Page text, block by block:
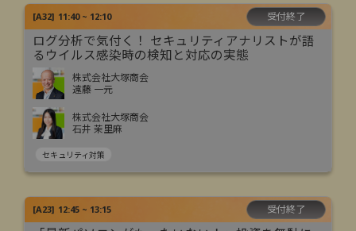
[A32] 11:40 ~ 12:10 受付終了
ログ分析で気付く！ セキュリティアナリストが語
るウイルス感染時の検知と対応の実態
株式会社大塚商会
遠藤 一元
株式会社大塚商会
石井 茉里麻
セキュリティ対策
[A23] 12:45 ~ 13:15 受付終了